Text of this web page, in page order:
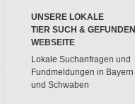
UNSERE LOKALE
TIER SUCH & GEFUNDEN
WEBSEITE
Lokale Suchanfragen und
Fundmeldungen in Bayern
und Schwaben